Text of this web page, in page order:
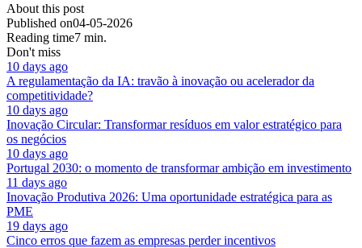
About this post
Published on04-05-2026
Reading time7 min.
Don't miss
10 days ago
A regulamentação da IA: travão à inovação ou acelerador da
competitividade?
10 days ago
Inovação Circular: Transformar resíduos em valor estratégico para
os negócios
10 days ago
Portugal 2030: o momento de transformar ambição em investimento
11 days ago
Inovação Produtiva 2026: Uma oportunidade estratégica para as
PME
19 days ago
Cinco erros que fazem as empresas perder incentivos